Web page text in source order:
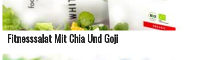
Fitnesssalat Mit Chia Und Goji